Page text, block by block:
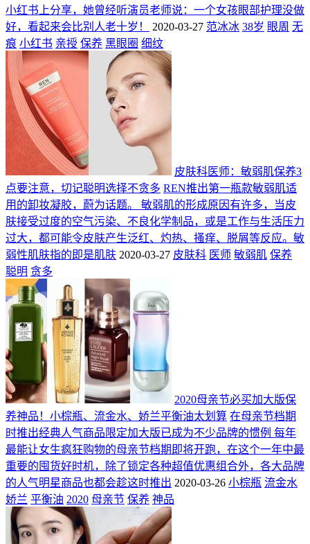
小红书上分享，她曾经听演员老师说：一个女孩眼部护理没做
好，看起来会比别人老十岁！
2020-03-27 范冰冰 38岁 眼周 无
痕 小红书 亲授 保养 黑眼圈 细纹
皮肤科医师：敏弱肌保养3
点要注意，切记聪明选择不贪多 REN推出第一瓶款敏弱肌适
用的卸妆凝胶，蔚为话题。 敏弱肌的形成原因有许多，当皮
肤接受过度的空气污染、不良化学制品，或是工作与生活压力
过大，都可能令皮肤产生泛红、灼热、搔痒、脱屑等反应。敏
弱性肌肤指的即是肌肤 2020-03-27 皮肤科 医师 敏弱肌 保养
聪明 贪多
2020母亲节必买加大版保
养神品！小棕瓶、流金水、娇兰平衡油太划算 在母亲节档期
时推出经典人气商品限定加大版已成为不少品牌的惯例 每年
最能让女生疯狂购物的母亲节档期即将开跑，在这个一年中最
重要的囤货好时机，除了锁定各种超值优惠组合外，各大品牌
的人气明星商品也都会趁这时推出 2020-03-26 小棕瓶 流金水
娇兰 平衡油 2020 母亲节 保养 神品